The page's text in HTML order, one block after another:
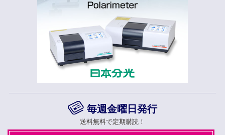
毎週金曜日発行
送料無料で定期購読！